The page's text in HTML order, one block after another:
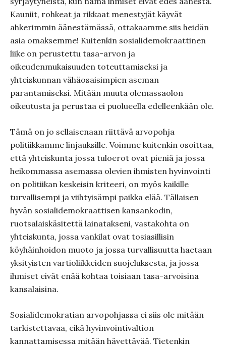
Kauniit, rohkeat ja rikkaat menestyjät käyvät
ahkerimmin äänestämässä, ottakaamme siis heidän
asia omaksemme! Kuitenkin sosialidemokraattinen
liike on perustettu tasa-arvon ja
oikeudenmukaisuuden toteuttamiseksi ja
yhteiskunnan vähäosaisimpien aseman
parantamiseksi. Mitään muuta olemassaolon
oikeutusta ja perustaa ei puolueella edelleenkään ole.
Tämä on jo sellaisenaan riittävä arvopohja
politiikkamme linjauksille. Voimme kuitenkin osoittaa,
että yhteiskunta jossa tuloerot ovat pieniä ja jossa
heikommassa asemassa olevien ihmisten hyvinvointi
on politiikan keskeisin kriteeri, on myös kaikille
turvallisempi ja viihtyisämpi paikka elää. Tällaisen
hyvän sosialidemokraattisen kansankodin,
ruotsalaiskäsitettä lainatakseni, vastakohta on
yhteiskunta, jossa vankilat ovat tosiasillisin
köyhäinhoidon muoto ja jossa turvallisuutta haetaan
yksityisten vartioliikkeiden suojeluksesta, ja jossa
ihmiset eivät enää kohtaa toisiaan tasa-arvoisina
kansalaisina.
Sosialidemokratian arvopohjassa ei siis ole mitään
tarkistettavaa, eikä hyvinvointivaltion
kannattamisessa mitään hävettävää. Tietenkin